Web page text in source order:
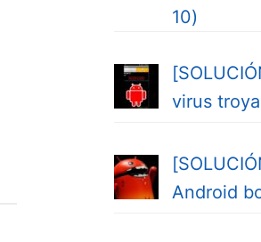
10)
virus
Android